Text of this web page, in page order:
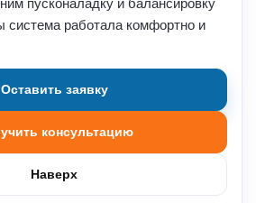
пусконаладку и балансировку
система работала комфортно и
Оставить заявку
консультацию
Наверх